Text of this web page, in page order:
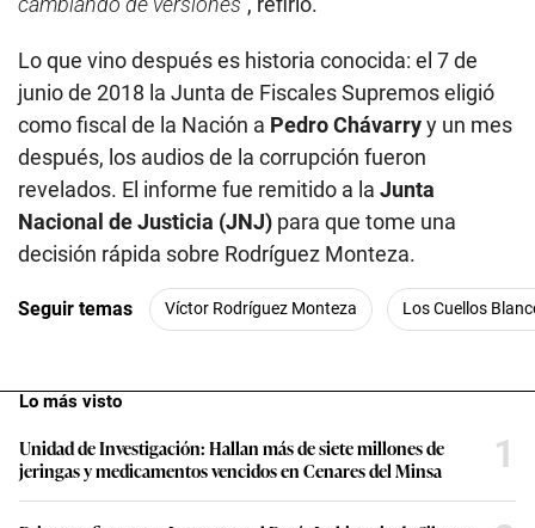
Lo que vino después es historia conocida: el 7 de
junio de 2018 la Junta de Fiscales Supremos eligió
como fiscal de la Nación a Pedro Chávarryy un mes
después, los audios de la corrupción fueron
revelados. El informe fue remitido a la Junta
Nacional de Justicia (JNJ) para que tome una
decisión rápida sobre Rodríguez Monteza.
Seguir temas Víctor Rodríguez Monteza Los Cuellos
Lo más visto
Unidad de Investigación: Hallan más de siete millones de
jeringas y medicamentos vencidos en Cenares del Minsa
1